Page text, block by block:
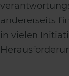
andererseits
in vielen